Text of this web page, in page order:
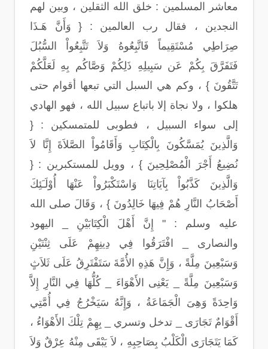
معاشر المسلمين : خلق الله الثقلين ، وبين لهم
النجدين ، فقال رب العالمين : { وَأَنَّ هَـذَا
صِرَاطِي مُسْتَقِيماً فَاتَّبِعُوهُ وَلاَ تَتَّبِعُواْ السُّبُلَ
فَتَفَرَّقَ بِكُمْ عَن سَبِيلِهِ ذَلِكُمْ وَصَّاكُم بِهِ لَعَلَّكُمْ
تَتَّقُونَ } ، وكم هي السبل التي تبعها أقوام حتى
هلكوا ، ولا نجاة إلا باتباع سبيل الله ، فهو الهادي
إلى سواء السبيل ، فطوبى للمتمسكين : {
وَالَّذِينَ يُمَسَّكُونَ بِالْكِتَابِ وَأَقَامُواْ الصَّلاَةَ إِنَّا لاَ
نُضِيعُ أَجْرَ الْمُصْلِحِينَ } ، وويل للمستكبرين : {
وَالَّذِينَ كَذَّبُواْ بِآيَاتِنَا وَاسْتَكْبَرُواْ عَنْهَا أُوْلَـَئِكَ
أَصْحَابُ النَّارِ هُمْ فِيهَا خَالِدُونَ } ، وَقَالَ صلى الله
عليه وسلم : " إِنَّ أَهْلَ الْكِتَابَيْنِ _ اليهود
والنصارى _ افْتَرَقُوا فِي دِينِهِمْ عَلَى ثِنْتَيْنِ
وَسَبْعِينَ مِلَّةً ، وَإِنَّ هَذِهِ الأُمَّةَ سَتَفْتَرِقُ عَلَى ثَلاَثٍ
وَسَبْعِينَ مِلَّةً _ يَعْنِى الأَهْوَاءَ _ كُلُّهَا فِي النَّارِ إِلاَّ
وَاحِدَةً وَهِىَ الْجَمَاعَةُ ، وَإِنَّهُ سَيَخْرُجُ فِي أُمَّتِي
أَقْوَامٌ تَجَارَى _ تدخل وتسري _ بِهِمْ تِلْكَ الأَهْوَاءُ ،
كَمَا يَتَجَارَى الْكَلْبُ بِصَاحِبِهِ ، لاَ يَبْقَى مِنْهُ عِرْقٌ وَلاَ